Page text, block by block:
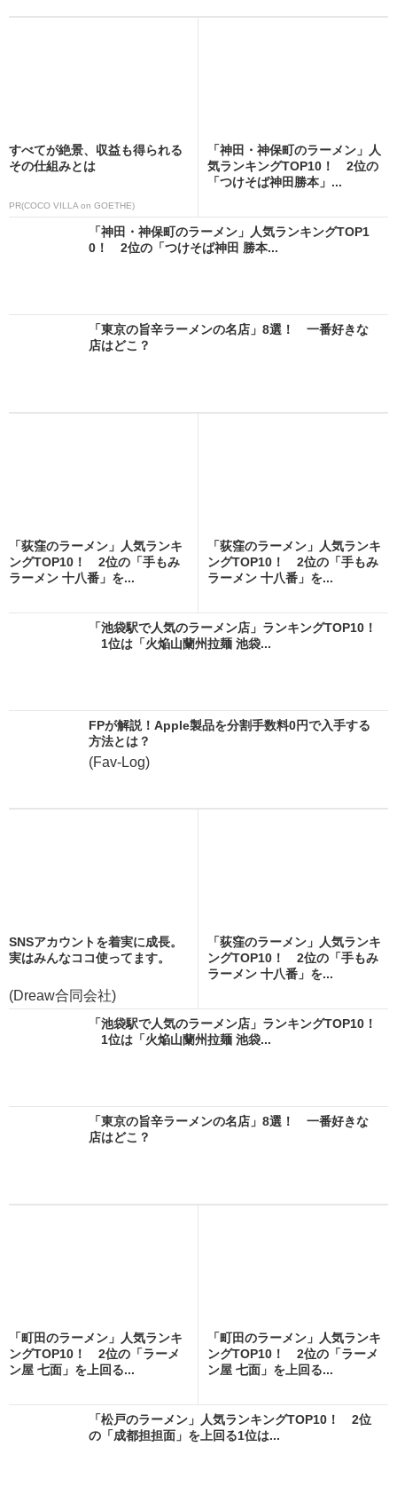
すべてが絶景、収益も得られる
その仕組みとは
PR(COCO VILLA on GOETHE)
「神田・神保町のラーメン」人
気ランキングTOP10！ 2位の
「つけそば神田勝本」...
「神田・神保町のラーメン」人気ランキングTOP1
0！ 2位の「つけそば神田 勝本...
「東京の旨辛ラーメンの名店」8選！ 一番好きな
店はどこ？
「荻窪のラーメン」人気ランキ
ングTOP10！ 2位の「手もみ
ラーメン 十八番」を...
「荻窪のラーメン」人気ランキ
ングTOP10！ 2位の「手もみ
ラーメン 十八番」を...
「池袋駅で人気のラーメン店」ランキングTOP10！
1位は「火焔山蘭州拉麺 池袋...
FPが解説！Apple製品を分割手数料0円で入手する
方法とは？
(Fav-Log)
SNSアカウントを着実に成長。
実はみんなココ使ってます。
(Dreaw合同会社)
「荻窪のラーメン」人気ランキ
ングTOP10！ 2位の「手もみ
ラーメン 十八番」を...
「池袋駅で人気のラーメン店」ランキングTOP10！
1位は「火焔山蘭州拉麺 池袋...
「東京の旨辛ラーメンの名店」8選！ 一番好きな
店はどこ？
「町田のラーメン」人気ランキ
ングTOP10！ 2位の「ラーメ
ン屋 七面」を上回る...
「町田のラーメン」人気ランキ
ングTOP10！ 2位の「ラーメ
ン屋 七面」を上回る...
「松戸のラーメン」人気ランキングTOP10！ 2位
の「成都担担面」を上回る1位は...